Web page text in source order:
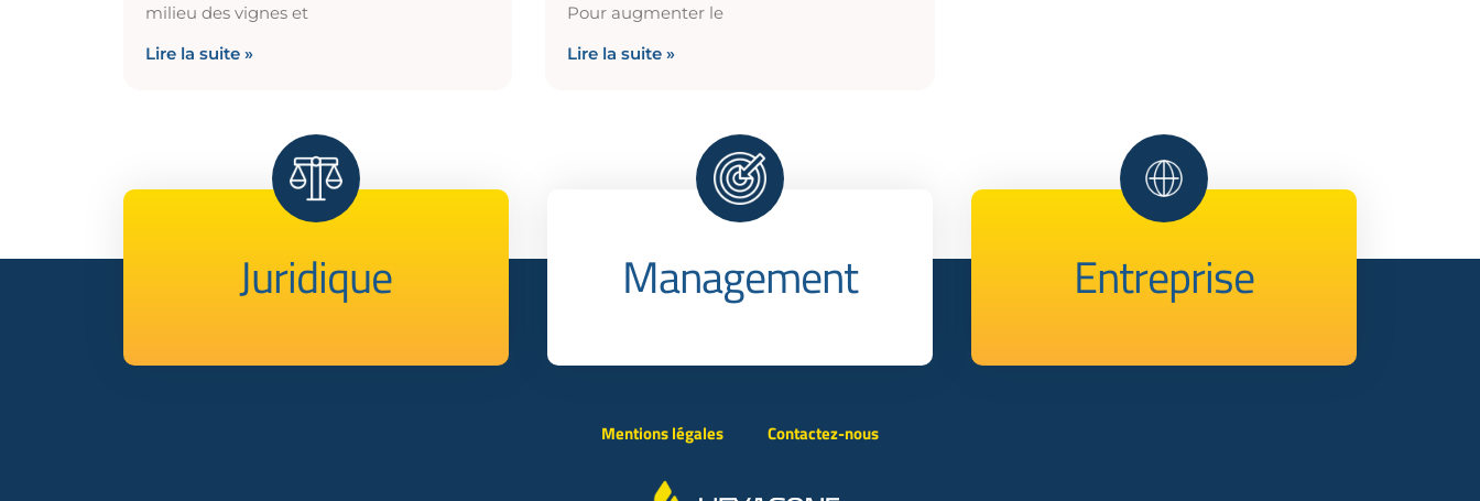
milieu des vignes et
Lire la suite »
Pour augmenter le
Lire la suite »
Juridique Management Entreprise
Mentions légales Contactez-nous